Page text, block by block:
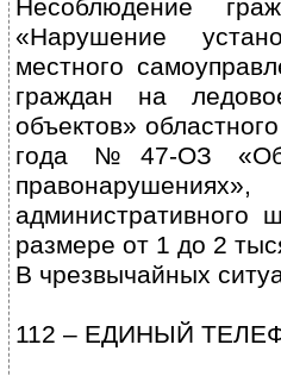
Несоблюдение
«Нарушение
местного
граждан на
объектов»
года №47-ОЗ «Об
административного
размере от 1 до 2
В чрезвычайных
112 – ЕДИНЫЙ